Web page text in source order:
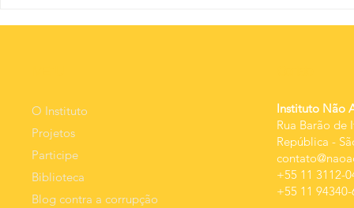
além dos
resultado.
O Instituto
Projetos
Participe
Biblioteca
Blog contra a corrupção
Instituto Não
Rua Barão de
República -
+55 11 3112-
+55 11